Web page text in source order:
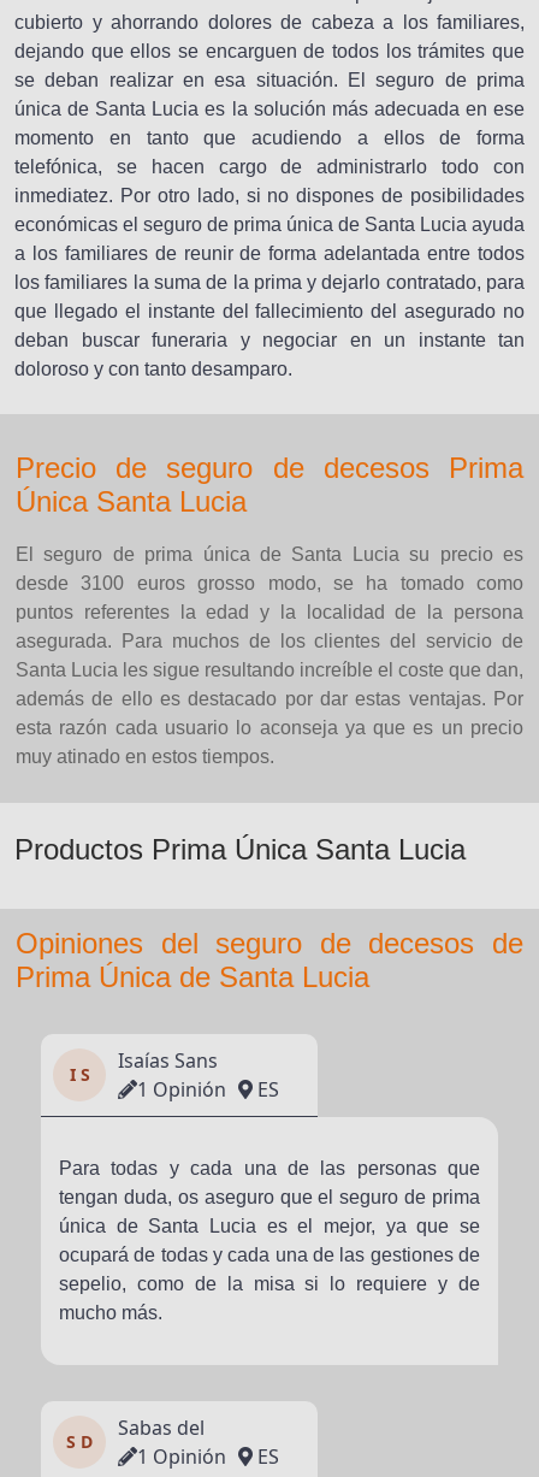
cubierto y ahorrando dolores de cabeza a los familiares,
dejando que ellos se encarguen de todos los trámites que
se deban realizar en esa situación. El seguro de prima
única de Santa Lucia es la solución más adecuada en ese
momento en tanto que acudiendo a ellos de forma
telefónica, se hacen cargo de administrarlo todo con
inmediatez. Por otro lado, si no dispones de posibilidades
económicas el seguro de prima única de Santa Lucia ayuda
a los familiares de reunir de forma adelantada entre todos
los familiares la suma de la prima y dejarlo contratado, para
que llegado el instante del fallecimiento del asegurado no
deban buscar funeraria y negociar en un instante tan
doloroso y con tanto desamparo.
Precio de seguro de decesos Prima
Única Santa Lucia
El seguro de prima única de Santa Lucia su precio es
desde 3100 euros grosso modo, se ha tomado como
puntos referentes la edad y la localidad de la persona
asegurada. Para muchos de los clientes del servicio de
Santa Lucia les sigue resultando increíble el coste que dan,
además de ello es destacado por dar estas ventajas. Por
esta razón cada usuario lo aconseja ya que es un precio
muy atinado en estos tiempos.
Productos Prima Única Santa Lucia
Opiniones del seguro de decesos de
Prima Única de Santa Lucia
I S
Isaías Sans
1 Opinión
ES
Para todas y cada una de las personas que
tengan duda, os aseguro que el seguro de prima
única de Santa Lucia es el mejor, ya que se
ocupará de todas y cada una de las gestiones de
sepelio, como de la misa si lo requiere y de
mucho más.
S D
Sabas del
1 Opinión
ES